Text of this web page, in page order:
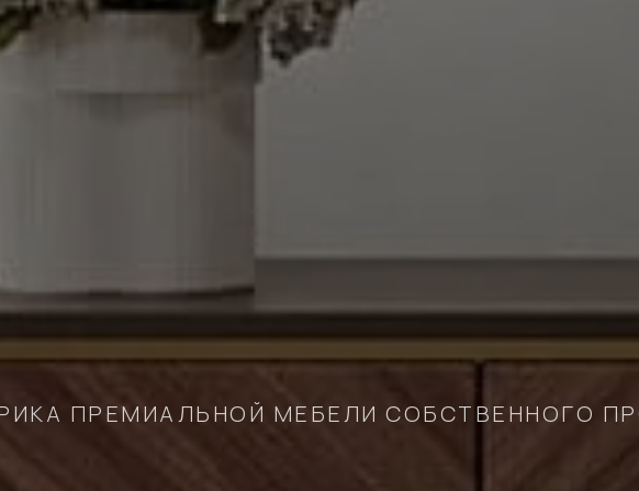
ПРЕМИАЛЬНОЙ МЕБЕЛИ СОБСТВЕННОГО